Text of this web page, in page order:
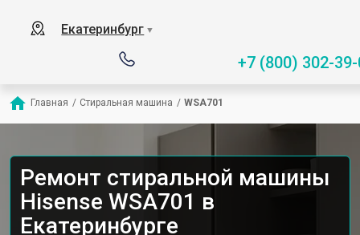
Екатеринбург ▼
+7 (800) 302-
Главная / Стиральная машина / WSA701
Ремонт стиральной машины
Hisense WSA701 в
Екатеринбурге